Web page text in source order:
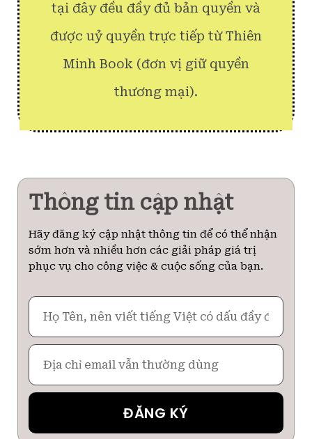
tại đây đều đầy đủ bản quyền và
được uỷ quyền trực tiếp từ Thiên
Minh Book (đơn vị giữ quyền
thương mại).
Thông tin cập nhật
Hãy đăng ký cập nhật thông tin để có thể nhận
sớm hơn và nhiều hơn các giải pháp giá trị
phục vụ cho công việc & cuộc sống của bạn.
Họ
Tên
Email
ĐĂNG KÝ